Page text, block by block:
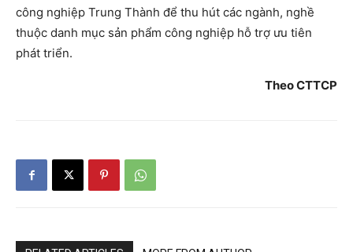
công nghiệp Trung Thành để thu hút các ngành, nghề
thuộc danh mục sản phẩm công nghiệp hỗ trợ ưu tiên
phát triển.
Theo CTTCP